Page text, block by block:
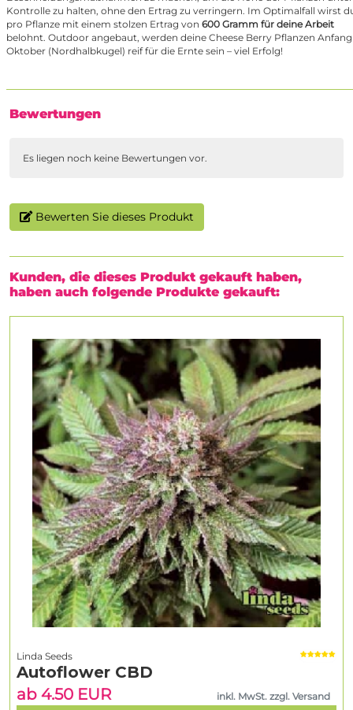
Kontrolle zu halten, ohne den Ertrag zu verringern. Im Optimalfall wirst
pro Pflanze mit einem stolzen Ertrag von 600 Gramm für deine Arbeit
belohnt. Outdoor angebaut, werden deine Cheese Berry Pflanzen Anfang
Oktober (Nordhalbkugel) reif für die Ernte sein – viel Erfolg!
Bewertungen
Es liegen noch keine Bewertungen vor.
Bewerten Sie dieses Produkt
Kunden, die dieses Produkt gekauft haben,
haben auch folgende Produkte gekauft:
Linda Seeds
Autoflower CBD
ab 4.50 EUR
inkl. MwSt. zzgl. Versand